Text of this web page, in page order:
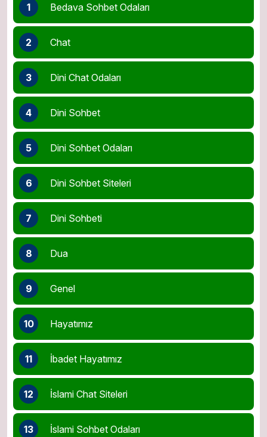
1 Bedava Sohbet Odaları
2 Chat
3 Dini Chat Odaları
4 Dini Sohbet
5 Dini Sohbet Odaları
6 Dini Sohbet Siteleri
7 Dini Sohbeti
8 Dua
9 Genel
10 Hayatımız
11 İbadet Hayatımız
12 İslami Chat Siteleri
13 İslami Sohbet Odaları